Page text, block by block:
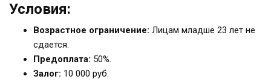
Условия:
Возрастное ограничение: Лицам младше 23 лет не
сдается.
Предоплата: 50%.
Залог: 10 000 руб.